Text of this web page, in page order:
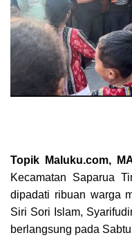
Topik Maluku.com,
Kecamatan Saparua
dipadati ribuan warga
Siri Sori Islam,
berlangsung pada